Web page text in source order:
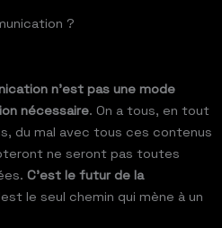
?
n’est pas une mode
nécessaire. On a tous, en tout
du mal avec tous ces contenus
ne seront pas toutes
C’est le futur de la
le seul chemin qui mène à un